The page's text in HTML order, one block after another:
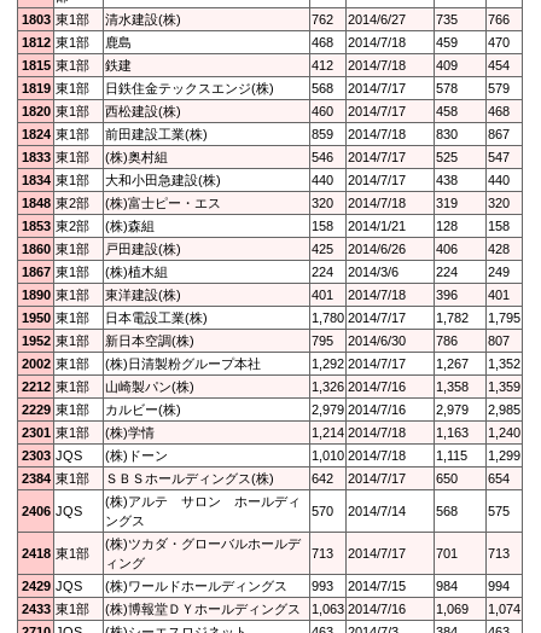
1803 東1部 清水建設(株) 762 2014/6/27 735
766
1812 東1部 鹿島 468 2014/7/18 459
470
1815 東1部 鉄建 412 2014/7/18 409
454
1819 東1部 日鉄住金テックスエンジ(株) 568 2014/7/17 578
579
1820 東1部 西松建設(株) 460 2014/7/17 458
468
1824 東1部 前田建設工業(株) 859 2014/7/18 830
867
1833 東1部 (株)奥村組 546 2014/7/17 525
547
1834 東1部 大和小田急建設(株) 440 2014/7/17 438
440
1848 東2部 (株)富士ピー・エス 320 2014/7/18 319
320
1853 東2部 (株)森組 158 2014/1/21 128
158
1860 東1部 戸田建設(株) 425 2014/6/26 406
428
1867 東1部 (株)植木組 224 2014/3/6 224
249
1890 東1部 東洋建設(株) 401 2014/7/18 396
401
1950 東1部 日本電設工業(株) 1,780 2014/7/17 1,782
1,795
1952 東1部 新日本空調(株) 795 2014/6/30 786
807
2002 東1部 (株)日清製粉グループ本社 1,292 2014/7/17 1,267
1,352
2212 東1部 山崎製パン(株) 1,326 2014/7/16 1,358
1,359
2229 東1部 カルビー(株) 2,979 2014/7/16 2,979
2,985
2301 東1部 (株)学情 1,214 2014/7/18 1,163
1,240
2303 JQS (株)ドーン 1,010 2014/7/18 1,115
1,299
2384 東1部 ＳＢＳホールディングス(株) 642 2014/7/17 650 654
2406 JQS
(株)アルテ サロン ホールディ
ングス
570 2014/7/14 568 575
2418 東1部
(株)ツカダ・グローバルホールデ
ィング
713 2014/7/17 701 713
2429 JQS (株)ワールドホールディングス 993 2014/7/15 984
994
2433 東1部 (株)博報堂ＤＹホールディングス 1,063 2014/7/16 1,069
1,074